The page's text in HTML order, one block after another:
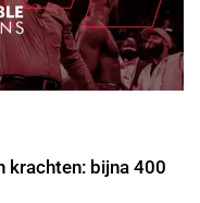
krachten: bijna 400